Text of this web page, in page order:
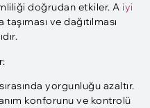
doğrudan etkiler. A iyi
ve dağıtılması
yorgunluğu azaltır.
konforunu ve kontrolü